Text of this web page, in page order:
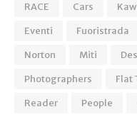
RACE
Cars
Eventi
Fuoristrada
Norton
Miti
Photographers
Flat
Reader
People